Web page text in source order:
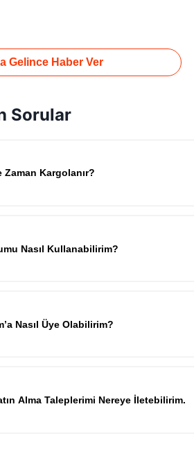
Gelince Haber Ver
Sorular
Zaman Kargolanır?
Nasıl Kullanabilirim?
Nasıl Üye Olabilirim?
Alma Taleplerimi Nereye İletebilirim.